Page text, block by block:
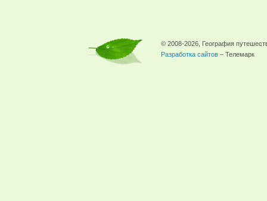
© 2008-2026, География
Разработка сайтов – Телемарк